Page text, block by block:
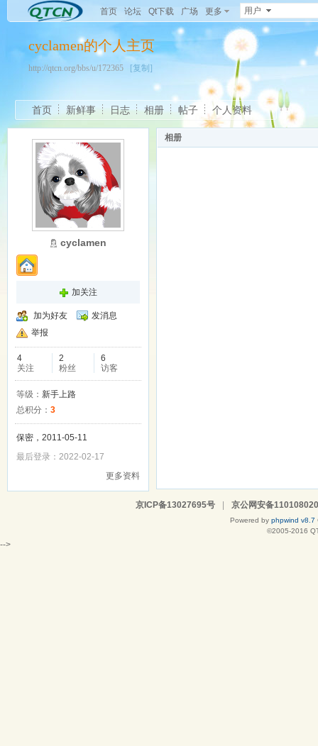
首页 论坛 Qt下载 广场 更多 用户
cyclamen的个人主页
http://qtcn.org/bbs/u/172365 [复制]
首页 新鲜事 日志 相册 帖子 个人资料
cyclamen
加关注
加为好友
发消息
举报
4
关注
2
粉丝
6
访客
等级： 新手上路
总积分： 3
保密，2011-05-11
最后登录：2022-02-17
更多资料
相册
京ICP备13027695号 京公网安备
Powered by phpwind v8.7
©2005-2016
-->